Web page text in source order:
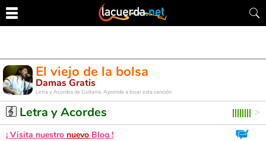
El viejo de la bolsa
Damas Gratis
Letra y Acordes de Guitarra. Aprende a tocar esta canción
Letra y Acordes
¡ Visita nuestro nuevo Blog !